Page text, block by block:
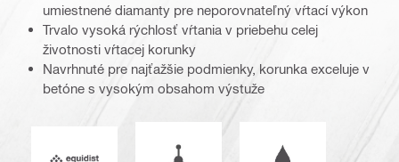
umiestnené diamanty pre neporovnateľný vŕtací výkon
Trvalo vysoká rýchlosť vŕtania v priebehu celej
životnosti vŕtacej korunky
Navrhnuté pre najťažšie podmienky, korunka exceluje v
betóne s vysokým obsahom výstuže